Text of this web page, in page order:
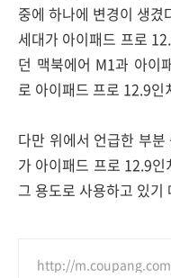
중에 하나에 변경이 생
세대가 아이패드 프로
던 맥북에어 M1과 아이
로 아이패드 프로 12.9
다만 위에서 언급한 부
가 아이패드 프로 12.9
그 용도로 사용하고 있기
http://m.coupang.com